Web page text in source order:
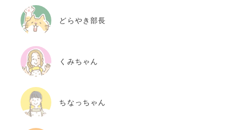
どらやき部長
くみちゃん
ちなっちゃん